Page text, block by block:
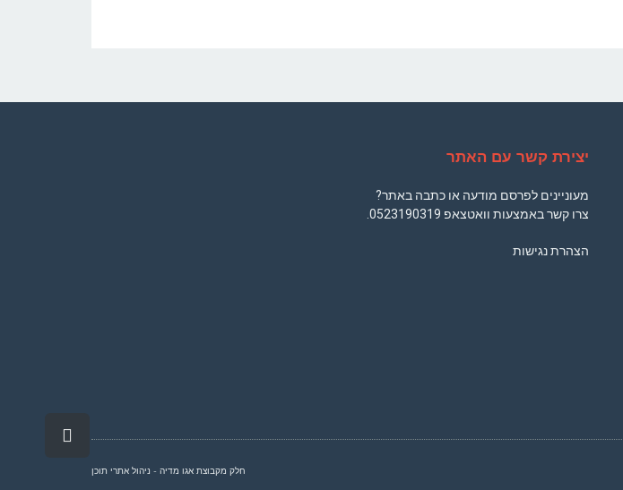
יצירת קשר עם האתר
מעוניינים לפרסם מודעה או כתבה באתר?
צרו קשר באמצעות וואטצאפ 0523190319
הצהרת נגישות
חלק מקבוצת אגו מדיה - ניהול אתרי תוכן